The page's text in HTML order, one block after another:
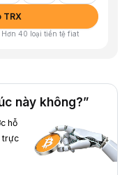
TRX
Hơn 40 loại tiền tệ fiat
này không?”
hỗ
trực